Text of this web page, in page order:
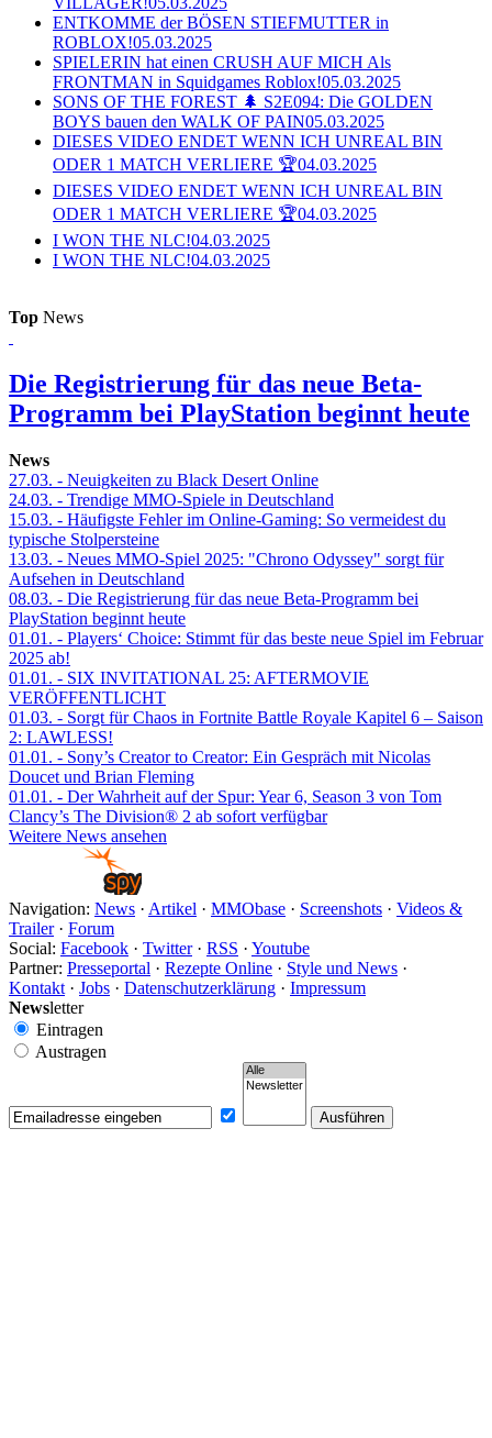
ENTKOMME der BÖSEN STIEFMUTTER in
ROBLOX!05.03.2025
SPIELERIN hat einen CRUSH AUF MICH Als
FRONTMAN in Squidgames Roblox!05.03.2025
SONS OF THE FOREST 🌲 S2E094: Die GOLDEN
BOYS bauen den WALK OF PAIN05.03.2025
DIESES VIDEO ENDET WENN ICH UNREAL BIN
ODER 1 MATCH VERLIERE 🏆04.03.2025
DIESES VIDEO ENDET WENN ICH UNREAL BIN
ODER 1 MATCH VERLIERE 🏆04.03.2025
I WON THE NLC!04.03.2025
I WON THE NLC!04.03.2025
Top News
Die Registrierung für das neue Beta-
Programm bei PlayStation beginnt heute
News
27.03. - Neuigkeiten zu Black Desert Online
24.03. - Trendige MMO-Spiele in Deutschland
15.03. - Häufigste Fehler im Online-Gaming: So vermeidest du
typische Stolpersteine
13.03. - Neues MMO-Spiel 2025: "Chrono Odyssey" sorgt für
Aufsehen in Deutschland
08.03. - Die Registrierung für das neue Beta-Programm bei
PlayStation beginnt heute
01.01. - Players‘ Choice: Stimmt für das beste neue Spiel im Februar
2025 ab!
01.01. - SIX INVITATIONAL 25: AFTERMOVIE
VERÖFFENTLICHT
01.03. - Sorgt für Chaos in Fortnite Battle Royale Kapitel 6 – Saison
2: LAWLESS!
01.01. - Sony’s Creator to Creator: Ein Gespräch mit Nicolas
Doucet und Brian Fleming
01.01. - Der Wahrheit auf der Spur: Year 6, Season 3 von Tom
Clancy’s The Division® 2 ab sofort verfügbar
Weitere News ansehen
Navigation: News · Artikel · MMObase · Screenshots · Videos &
Trailer· Forum
Social: Facebook · Twitter· RSS · Youtube
Partner: Presseportal · Rezepte Online · Style und News ·
Kontakt · Jobs · Datenschutzerklärung · Impressum
Newsletter
Eintragen
Austragen